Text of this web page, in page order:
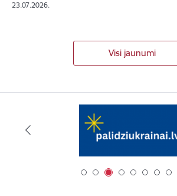
23.07.2026.
Visi jaunumi